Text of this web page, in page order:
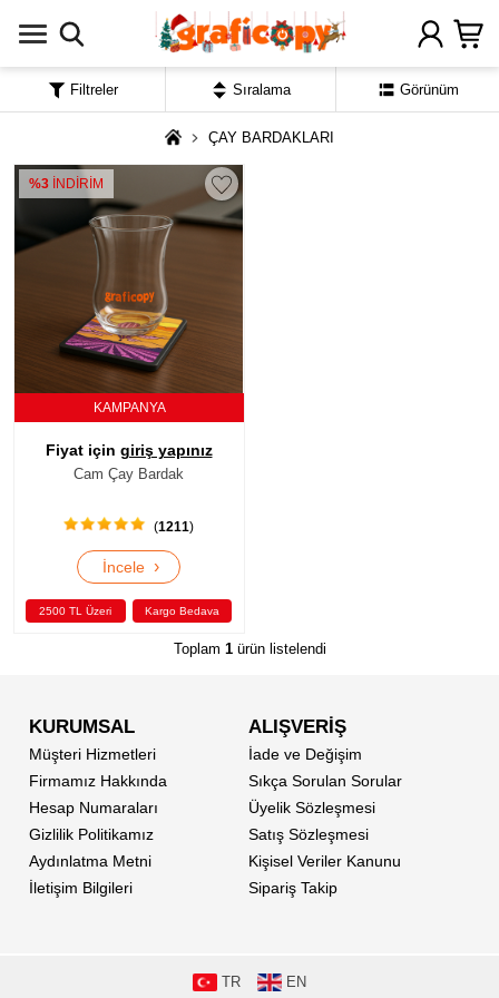
ÇAY BARDAKLARI
%3 İNDİRİM
KAMPANYA
Fiyat için giriş yapınız
Cam Çay Bardak
(1211)
İncele ›
2500 TL Üzeri Kargo Bedava
Toplam 1ürün listelendi
KURUMSAL
Müşteri Hizmetleri
Firmamız Hakkında
Hesap Numaraları
Gizlilik Politikamız
Aydınlatma Metni
İletişim Bilgileri
ALIŞVERİŞ
İade ve Değişim
Sıkça Sorulan Sorular
Üyelik Sözleşmesi
Satış Sözleşmesi
Kişisel Veriler Kanunu
Sipariş Takip
TR EN
Filtreler Sıralama Görünüm